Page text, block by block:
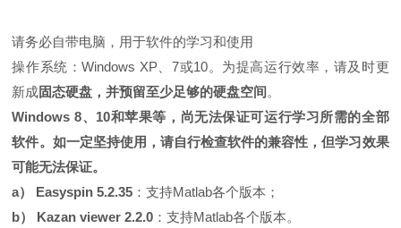
请务必自带电脑，用于软件的学习和使用
操作系统：Windows XP、7或10。为提高运行效率，请及时更
新成固态硬盘，并预留至少足够的硬盘空间。
Windows 8、10和苹果等，尚无法保证可运行学习所需的全部
软件。如一定坚持使用，请自行检查软件的兼容性，但学习效果
可能无法保证。
a） Easyspin 5.2.35 ：支持Matlab各个版本；
b） Kazan viewer 2.2.0 ：支持Matlab各个版本。